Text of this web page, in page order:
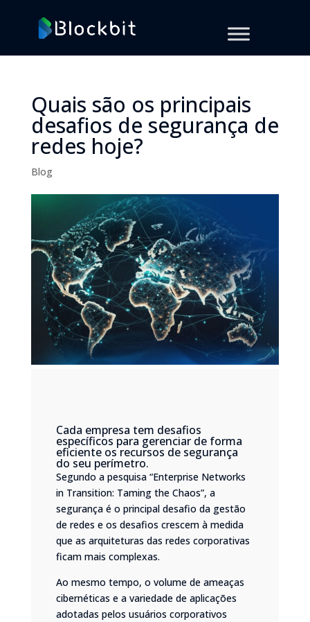
Quais são os principais
desafios de segurança de
redes hoje?
Blog
Cada empresa tem desafios
específicos para gerenciar de forma
eficiente os recursos de segurança
do seu perímetro.
Segundo a pesquisa “Enterprise Networks
in Transition: Taming the Chaos”, a
segurança é o principal desafio da gestão
de redes e os desafios crescem à medida
que as arquiteturas das redes corporativas
ficam mais complexas.
Ao mesmo tempo, o volume de ameaças
cibernéticas e a variedade de aplicações
adotadas pelos usuários corporativos